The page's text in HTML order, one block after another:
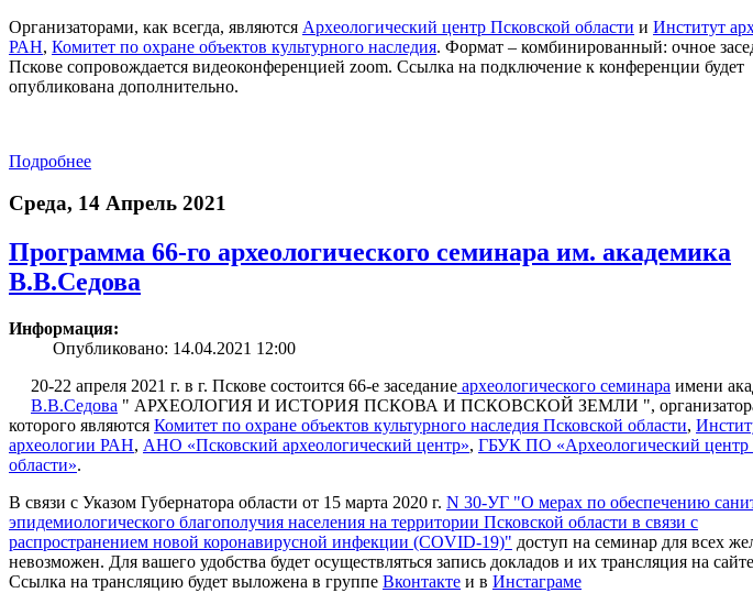
Организаторами, как всегда, являются Археологический центр Псковской области и Институт
РАН, Комитет по охране объектов культурного наследия. Формат – комбинированный: очное
Пскове сопровождается видеоконференцией zoom. Ссылка на подключение к конференции будет
опубликована дополнительно.
Подробнее
Среда, 14 Апрель 2021
Программа 66-го археологического семинара им. академика
В.В.Седова
Информация:
Опубликовано: 14.04.2021 12:00
20-22 апреля 2021 г. в г. Пскове состоится 66-е заседание археологического семинара имени
В.В.Седова " АРХЕОЛОГИЯ И ИСТОРИЯ ПСКОВА И ПСКОВСКОЙ ЗЕМЛИ ",
которого являются Комитет по охране объектов культурного наследия Псковской области,
археологии РАН, АНО «Псковский археологический центр», ГБУК ПО «Археологический центр
области».
В связи с Указом Губернатора области от 15 марта 2020 г. N 30-УГ "О мерах по обеспечению
эпидемиологического благополучия населения на территории Псковской области в связи с
распространением новой коронавирусной инфекции (COVID-19)" доступ на семинар для всех
невозможен. Для вашего удобства будет осуществляться запись докладов и их трансляция на сайте
Ссылка на трансляцию будет выложена в группе Вконтакте и в Инстаграме